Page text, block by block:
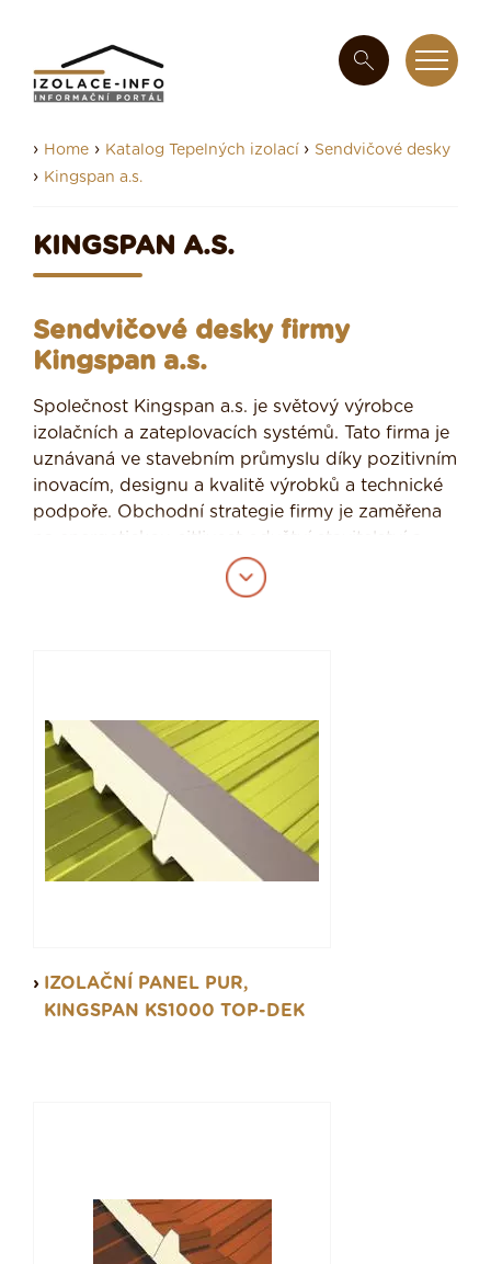
› Home › Katalog Tepelných izolací › Sendvičové desky
› Kingspan a.s.
KINGSPAN A.S.
Sendvičové desky firmy
Kingspan a.s.
Společnost Kingspan a.s. je světový výrobce
izolačních a zateplovacích systémů. Tato firma je
uznávaná ve stavebním průmyslu díky pozitivním
inovacím, designu a kvalitě výrobků a technické
podpoře. Obchodní strategie firmy je zaměřena
na energetickou citlivost odvětví stavitelství a
zvyšující se nároky, ohledně moderní výstavby.
Tato Irská firma se od roku 1980 zabývá mimo
zabývá výroboupolyisokyanurátových, PIR
izolací a sendvičových desek.
Panely této firmy nepodléhají napadení plísněmi,
houbami ani hmyzem. Z panelů se neuvolňují
žádné zdraví škodlivé látky. Panely nešíří požár
po povrchu, ze střešních panelů neodpadávají
ani neskapávají hořící ani nehořící částice.
IZOLAČNÍ PANEL PUR,
KINGSPAN KS1000 TOP-DEK